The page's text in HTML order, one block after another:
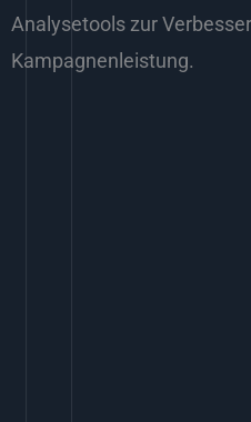
Analysetools zur
Kampagnenleistung.